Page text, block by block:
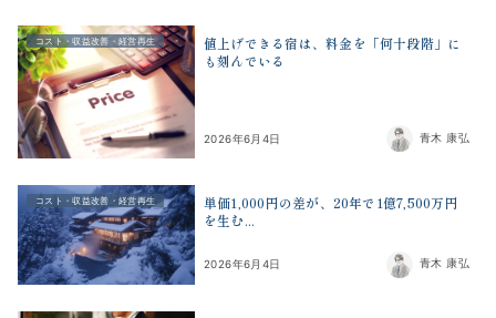
コスト・収益改善・経営再生
値上げできる宿は、料金を「何十段階」に
も刻んでいる
2026年6月4日 青木 康弘
コスト・収益改善・経営再生
単価1,000円の差が、20年で1億7,500万円
を生む...
2026年6月4日 青木 康弘